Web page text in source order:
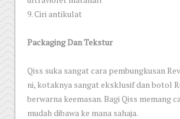
9. Ciri antikulat
Packaging Dan Tekstur
Qiss suka sangat cara pembungkusan
ni, kotaknya sangat eksklusif dan botol
berwarna keemasan. Bagi Qiss memang
mudah dibawa ke mana sahaja.